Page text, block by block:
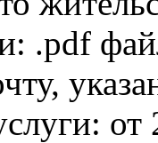
.pdf
от